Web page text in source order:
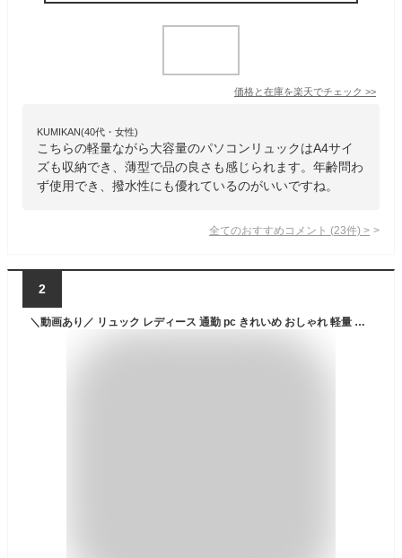
価格と在庫を楽天でチェック >>
KUMIKAN(40代・女性)
こちらの軽量ながら大容量のパソコンリュックはA4サイ
ズも収納でき、薄型で品の良さも感じられます。年齢問わ
ず使用でき、撥水性にも優れているのがいいですね。
全てのおすすめコメント (23件) >
2
＼動画あり／ リュック レディース 通勤 pc きれいめ おしゃれ 軽量 軽い ビジネスリュック 大容量 パソコン 50代 使いやすい 女性 A4 仕事 バッグ ナイロン 防水 ノートパソコン 旅行 サイドポケット 13.3インチ 14インチ 大人 リュックサック 出張 1泊レディースリュック